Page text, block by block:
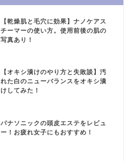
【乾燥肌と毛穴に効果】ナノケアス
チーマーの使い方。使用前後の肌の
写真あり！
【オキシ漬けのやり方と失敗談】汚
れた白のニューバランスをオキシ漬
けしてみた！
パナソニックの頭皮エステをレビュ
ー！お疲れ女子にもおすすめ！